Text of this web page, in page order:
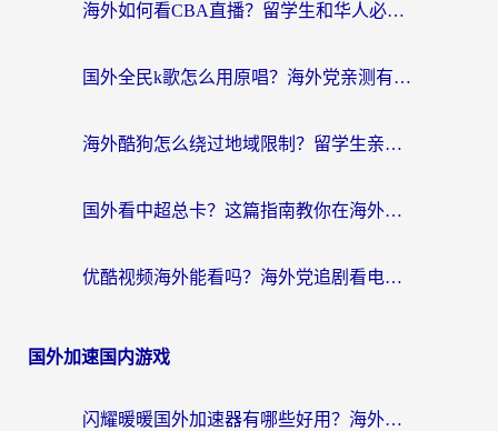
海外如何看CBA直播？留学生和华人必看的无卡顿观赛指南
国外全民k歌怎么用原唱？海外党亲测有效的回国加速解决方案
海外酷狗怎么绕过地域限制？留学生亲测有效的回国加速器选择指南
国外看中超总卡？这篇指南教你在海外流畅看体育赛事+中文解说（附避坑技巧）
优酷视频海外能看吗？海外党追剧看电影的终极解决方案来了
国外加速国内游戏
闪耀暖暖国外加速器有哪些好用？海外党亲测的国服游戏加速终极指南